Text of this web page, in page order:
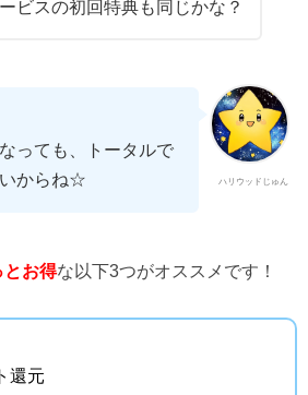
ビスの初回特典も同じかな？
ハリウッドじゅん
っても、トータルで
からね☆
とお得な以下3つがオススメです！
還元